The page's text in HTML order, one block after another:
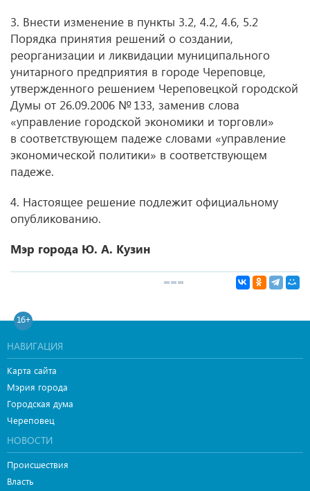
3. Внести изменение в пункты 3.2, 4.2, 4.6, 5.2
Порядка принятия решений о создании,
реорганизации и ликвидации муниципального
унитарного предприятия в городе Череповце,
утвержденного решением Череповецкой городской
Думы от 26.09.2006 № 133, заменив слова
«управление городской экономики и торговли»
в соответствующем падеже словами «управление
экономической политики» в соответствующем
падеже.
4. Настоящее решение подлежит официальному
опубликованию.
Мэр города Ю. А. Кузин
16+
НАВИГАЦИЯ
Карта сайта
Мэрия города
Городская дума
Череповец
НОВОСТИ
Происшествия
Власть